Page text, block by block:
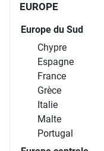
EUROPE
Europe du Sud
Chypre
Espagne
France
Grèce
Italie
Malte
Portugal